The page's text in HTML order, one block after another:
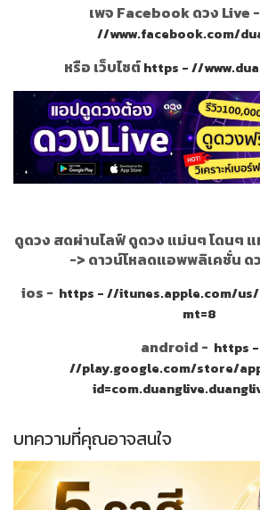
เพจ Facebook ดวง Live -
//www.facebook.com/
หรือ เว็บไซต์https - //
ดูดวง สดผ่านไลฟ์ ดูดวง แม่นๆ โดนๆ
-> ดาวน์โหลดแอพพลิเคชั่น ด
ios - https - //itunes.apple.com/us/
mt=8
android - https -
//play.google.com/store/
บทความที่คุณอาจสนใจ